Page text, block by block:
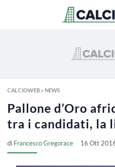
CALCIOWEB» NEWS
Pallone d’Oro
tra i candidati, la
di Francesco Gregorace 16 Ott